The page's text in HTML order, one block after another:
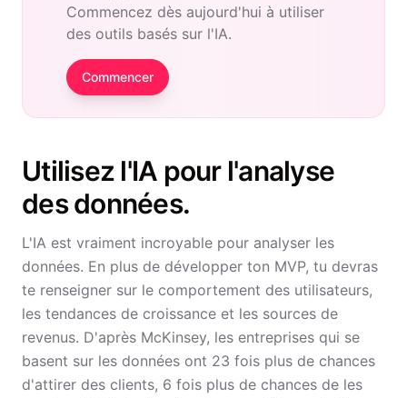
Commencez dès aujourd'hui à utiliser
des outils basés sur l'IA.
Commencer
Utilisez l'IA pour l'analyse
des données.
L'IA est vraiment incroyable pour analyser les
données. En plus de développer ton MVP, tu devras
te renseigner sur le comportement des utilisateurs,
les tendances de croissance et les sources de
revenus. D'après McKinsey, les entreprises qui se
basent sur les données ont 23 fois plus de chances
d'attirer des clients, 6 fois plus de chances de les